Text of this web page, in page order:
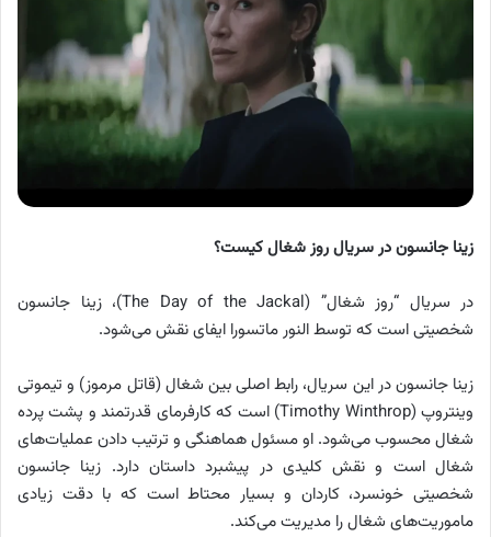
زینا جانسون در سریال روز شغال کیست؟
در سریال “روز شغال” (The Day of the Jackal)، زینا جانسون
شخصیتی است که توسط النور ماتسورا ایفای نقش می‌شود.
زینا جانسون در این سریال، رابط اصلی بین شغال (قاتل مرموز) و تیموتی
وینتروپ (Timothy Winthrop) است که کارفرمای قدرتمند و پشت پرده
شغال محسوب می‌شود. او مسئول هماهنگی و ترتیب دادن عملیات‌های
شغال است و نقش کلیدی در پیشبرد داستان دارد. زینا جانسون
شخصیتی خونسرد، کاردان و بسیار محتاط است که با دقت زیادی
ماموریت‌های شغال را مدیریت می‌کند.